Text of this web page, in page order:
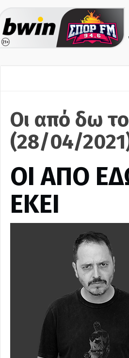
Οι από δω
(28/04/
ΟΙ ΑΠΟ
ΕΚΕΙ